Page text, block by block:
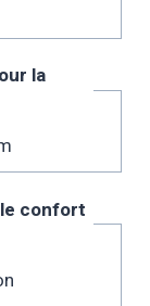
la
confort